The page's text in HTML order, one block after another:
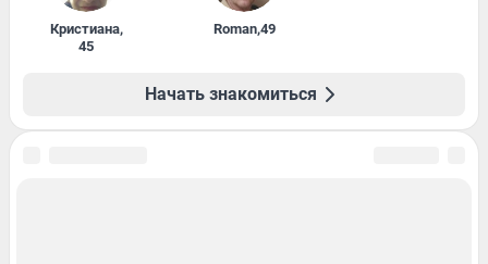
Кристиана,
45
Roman,49
Начать знакомиться